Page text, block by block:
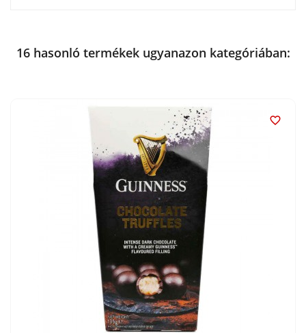
16 hasonló termékek ugyanazon kategóriában:
